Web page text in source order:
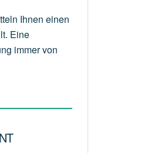
Ihnen einen
Eine
immer von